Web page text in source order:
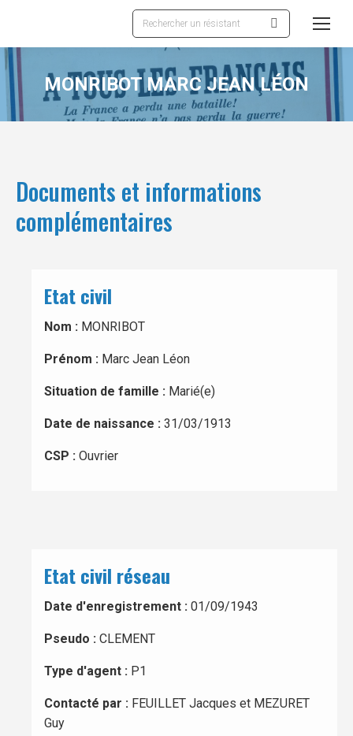
Recherche
:
MONRIBOT MARC JEAN LÉON
Documents et informations
complémentaires
Etat civil
Nom : MONRIBOT
Prénom : Marc Jean Léon
Situation de famille : Marié(e)
Date de naissance : 31/03/1913
CSP : Ouvrier
Etat civil réseau
Date d'enregistrement : 01/09/1943
Pseudo : CLEMENT
Type d'agent : P1
Contacté par : FEUILLET Jacques et MEZURET
Guy